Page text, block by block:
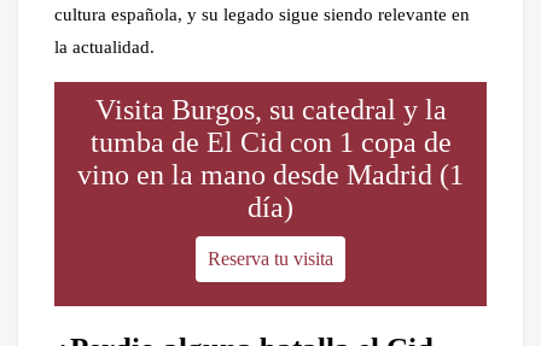
cultura española, y su legado sigue siendo relevante en
la actualidad.
Visita Burgos, su catedral y la
tumba de El Cid con 1 copa de
vino en la mano desde Madrid (1
día)
Reserva tu visita